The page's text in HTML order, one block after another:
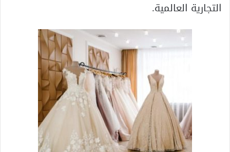
التجارية العالمية.